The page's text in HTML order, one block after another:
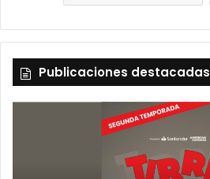
Publicaciones destacadas